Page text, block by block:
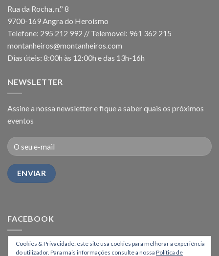
Rua da Rocha, n.º 8
9700-169 Angra do Heroísmo
Telefone: 295 212 992 // Telemovel: 961 362 215
montanheiros@montanheiros.com
Dias úteis: 8:00h às 12:00h e das 13h-16h
NEWSLETTER
Assine a nossa newsletter e fique a saber quais os próximos
eventos
FACEBOOK
Cookies & Privacidade: este site usa cookies para melhorar a experiência
do utilizador. Para mais informações consulte a nossa Política de